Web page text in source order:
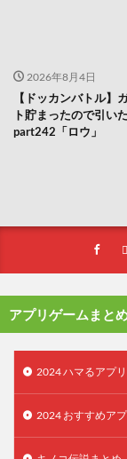
2026年8月4日
【ドッカンバトル】
ト貯まったので引い
part242「ロウ」
アプリゲームまと
2024 ハマるアプ
2024 おすすめア